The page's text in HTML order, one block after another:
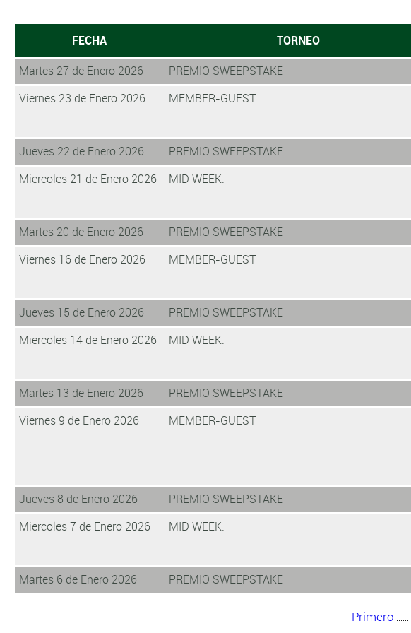
FECHA TORNEO
Martes 27 de Enero 2026
PREMIO SWEEPSTAKE
Viernes 23 de Enero 2026
MEMBER-GUEST
Jueves 22 de Enero 2026
PREMIO SWEEPSTAKE
Miercoles 21 de Enero 2026
MID WEEK.
Martes 20 de Enero 2026
PREMIO SWEEPSTAKE
Viernes 16 de Enero 2026
MEMBER-GUEST
Jueves 15 de Enero 2026
PREMIO SWEEPSTAKE
Miercoles 14 de Enero 2026
MID WEEK.
Martes 13 de Enero 2026
PREMIO SWEEPSTAKE
Viernes 9 de Enero 2026
MEMBER-GUEST
Jueves 8 de Enero 2026
PREMIO SWEEPSTAKE
Miercoles 7 de Enero 2026
MID WEEK.
Martes 6 de Enero 2026
PREMIO SWEEPSTAKE
Primero .......